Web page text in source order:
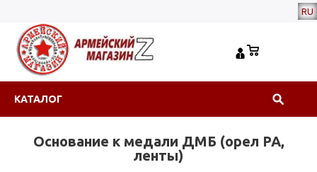
RU
КАТАЛОГ
Основание к медали ДМБ (орел РА,
ленты)